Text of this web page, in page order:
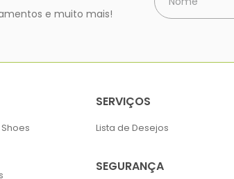
e muito mais!
SERVIÇOS
Lista de Desejos
SEGURANÇA